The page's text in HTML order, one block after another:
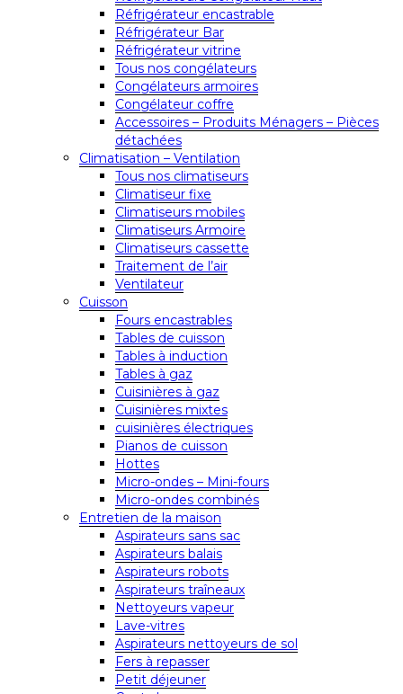
Réfrigérateur encastrable
Réfrigérateur Bar
Réfrigérateur vitrine
Tous nos congélateurs
Congélateurs armoires
Congélateur coffre
Accessoires – Produits Ménagers – Pièces
détachées
Climatisation – Ventilation
Tous nos climatiseurs
Climatiseur fixe
Climatiseurs mobiles
Climatiseurs Armoire
Climatiseurs cassette
Traitement de l’air
Ventilateur
Cuisson
Fours encastrables
Tables de cuisson
Tables à induction
Tables à gaz
Cuisinières à gaz
Cuisinières mixtes
cuisinières électriques
Pianos de cuisson
Hottes
Micro-ondes – Mini-fours
Micro-ondes combinés
Entretien de la maison
Aspirateurs sans sac
Aspirateurs balais
Aspirateurs robots
Aspirateurs traîneaux
Nettoyeurs vapeur
Lave-vitres
Aspirateurs nettoyeurs de sol
Fers à repasser
Petit déjeuner